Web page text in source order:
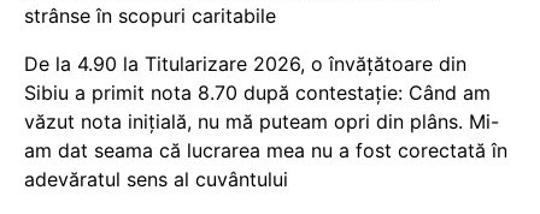
strânse în scopuri caritabile
De la 4.90 la Titularizare 2026, o învățătoare din
Sibiu a primit nota 8.70 după contestație: Când am
văzut nota inițială, nu mă puteam opri din plâns. Mi-
am dat seama că lucrarea mea nu a fost corectată în
adevăratul sens al cuvântului